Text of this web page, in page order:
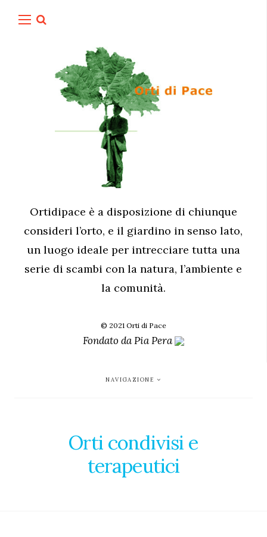
Ortidipace è a disposizione di chiunque
consideri l’orto, e il giardino in senso lato,
un luogo ideale per intrecciare tutta una
serie di scambi con la natura, l’ambiente e
la comunità.
© 2021 Orti di Pace
Fondato daPia Pera
NAVIGAZIONE
Orti condivisi e
terapeutici